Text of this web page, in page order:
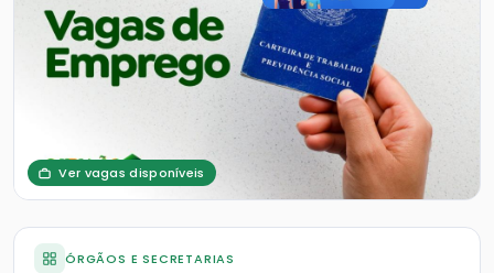
Ver vagas disponíveis
ÓRGÃOS E SECRETARIAS